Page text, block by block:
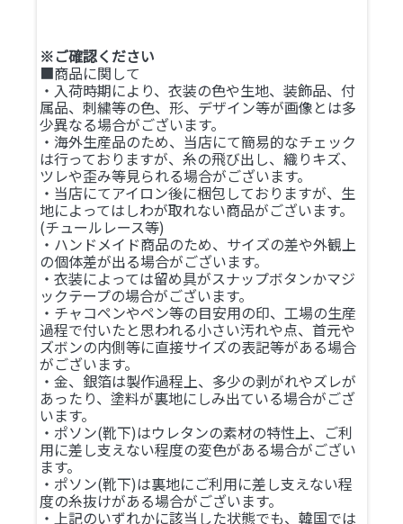
※ご確認ください
■商品に関して
・入荷時期により、衣装の色や生地、装飾品、付
属品、刺繍等の色、形、デザイン等が画像とは多
少異なる場合がございます。
・海外生産品のため、当店にて簡易的なチェック
は行っておりますが、糸の飛び出し、織りキズ、
ツレや歪み等見られる場合がございます。
・当店にてアイロン後に梱包しておりますが、生
地によってはしわが取れない商品がございます。
(チュールレース等)
・ハンドメイド商品のため、サイズの差や外観上
の個体差が出る場合がございます。
・衣装によっては留め具がスナップボタンかマジ
ックテープの場合がございます。
・チャコペンやペン等の目安用の印、工場の生産
過程で付いたと思われる小さい汚れや点、首元や
ズボンの内側等に直接サイズの表記等がある場合
がございます。
・金、銀箔は製作過程上、多少の剥がれやズレが
あったり、塗料が裏地にしみ出ている場合がござ
います。
・ポソン(靴下)はウレタンの素材の特性上、ご利
用に差し支えない程度の変色がある場合がござい
ます。
・ポソン(靴下)は裏地にご利用に差し支えない程
度の糸抜けがある場合がございます。
・上記のいずれかに該当した状態でも、韓国では